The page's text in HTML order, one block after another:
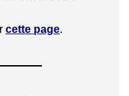
cette page.